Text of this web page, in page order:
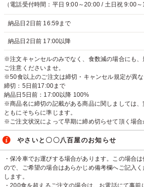
（電話受付時間：平日 9:00～20:00 / 土日祝 9:00～
納品日2日前 16:59まで
納品日2日前 17:00以降
※注文キャンセルのみでなく、食数減の場合にも、
ご注意くださいませ。
※50食以上のご注文は締切・キャンセル規定が異な
締切：5日前17:00まで
納品日5日前：17:00以降 100%
※商品名に締切の記載がある商品に関しましては
ともにそちらに準じます。
※ご注文状況によって早期に締め切らせて頂く場合
やさいと〇〇八百屋のお知らせ
・保冷車でお運びする場合があります。この場合
ので、ご希望の場合はあらかじめ備考欄へご記入
します。
・200食を超えるご注文の場合は、お電話にて事前